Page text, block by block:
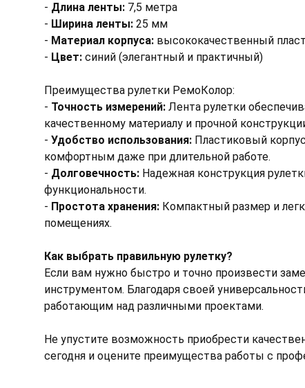
- Длина ленты: 7,5 метра
- Ширина ленты: 25 мм
- Материал корпуса: высококачественный
- Цвет: синий (элегантный и практичный)
Преимущества рулетки РемоКолор:
- Точность измерений: Лента рулетки
качественному материалу и прочной
- Удобство использования: Пластиковый
комфортным даже при длительной работе.
- Долговечность: Надежная конструкция
функциональности.
- Простота хранения: Компактный размер и
помещениях.
Как выбрать правильную рулетку?
Если вам нужно быстро и точно произвести
инструментом. Благодаря своей
работающим над различными проектами.
Не упустите возможность приобрести
сегодня и оцените преимущества работы с